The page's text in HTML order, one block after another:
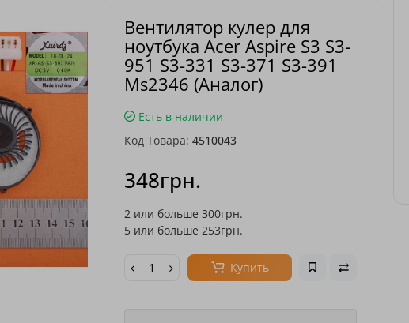
Вентилятор кулер для
ноутбука Acer Aspire S3 S3-
951 S3-331 S3-371 S3-391
Ms2346 (Аналог)
Есть в наличии
Код Товара: 4510043
348грн.
2 или больше 300грн.
5 или больше 253грн.
Купить